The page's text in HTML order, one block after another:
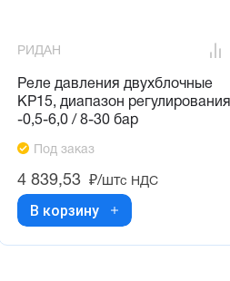
РИДАН
Реле давления двухблочные
KP15, диапазон регулирования
-0,5-6,0 / 8-30 бар
Под заказ
4 839,53 ₽/штс НДС
В корзину